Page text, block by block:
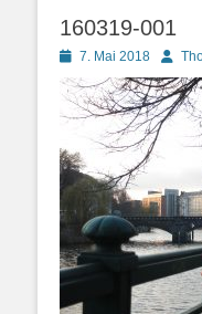
160319-001
Posted
on
7. Mai 2018 Autor